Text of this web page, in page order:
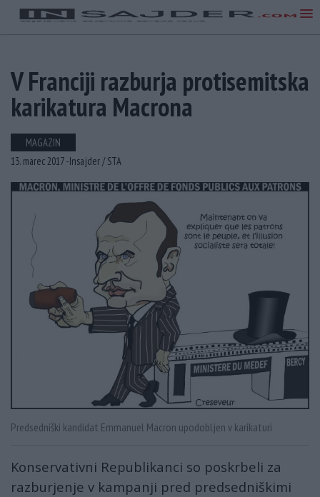
V Franciji razburja protisemitska
karikatura Macrona
MAGAZIN
13. marec 2017 -Insajder /STA
Predsedniški kandidat Emmanuel Macron upodobljen v karikaturi
Konservativni Republikanci so poskrbeli za
razburjenje v kampanji pred predsedniškimi